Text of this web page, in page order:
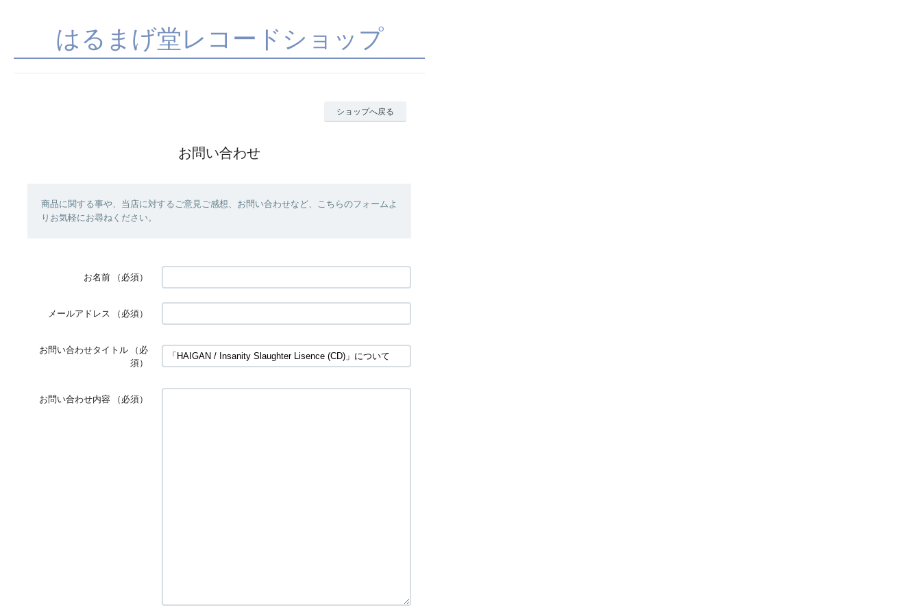
はるまげ堂レコードショップ
ショップへ戻る
お問い合わせ
商品に関する事や、当店に対するご意見ご感想、お問い合わせなど、こちらのフォームよ
りお気軽にお尋ねください。
お名前 （必須）
メールアドレス （必須）
お問い合わせタイトル
（必
須）
お問い合わせ内容 （必須）